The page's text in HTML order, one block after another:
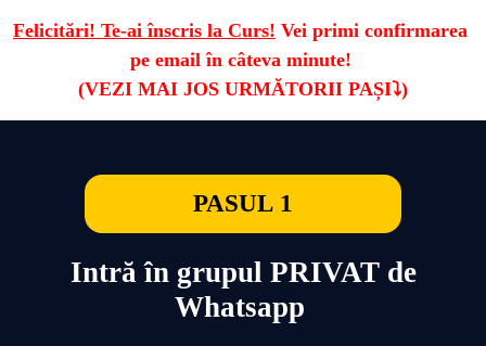
Felicitări! Te-ai înscris la Curs! Vei primi confirmarea
pe email în câteva minute!
PASUL 1
Intră în grupul PRIVAT de
Whatsapp